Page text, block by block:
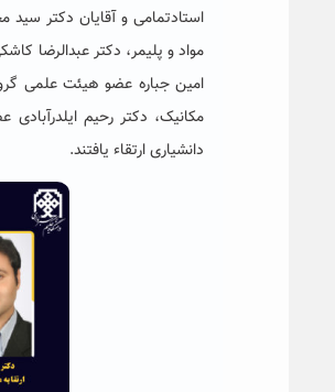
استادتمامی و آقایان دکتر
مواد و پلیمر، دکتر عبدالرضا
امین جباره عضو هیئت علمی
مکانیک، دکتر رحیم
دانشیاری ارتقاء یافتند.